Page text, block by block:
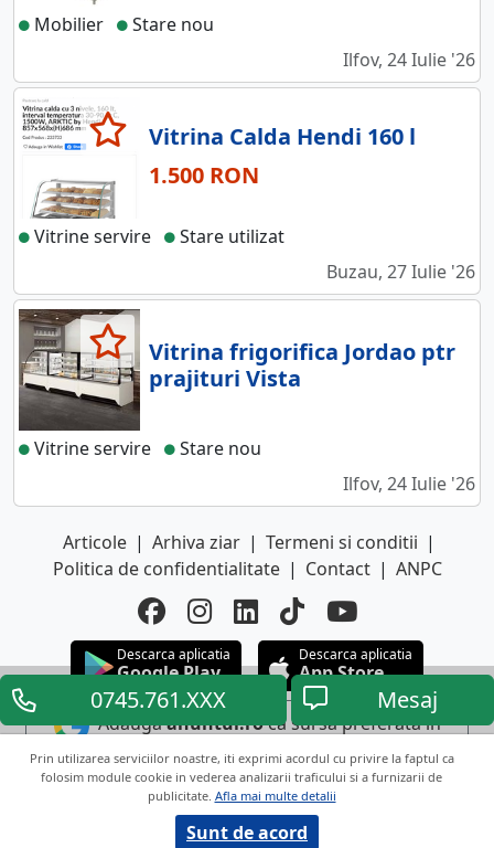
0745.761.XXX Mesaj
Prin utilizarea serviciilor noastre, iti exprimi acordul cu privire la faptul ca
folosim module cookie in vederea analizarii traficului si a furnizarii de
publicitate. Afla mai multe detalii
Sunt de acord
Mobilier
Stare nou
Ilfov, 24 Iulie '26
Vitrina Calda Hendi 160 l
1.500 RON
Vitrine servire
Stare utilizat
Buzau, 27 Iulie '26
Vitrina frigorifica Jordao ptr
prajituri Vista
Vitrine servire
Stare nou
Ilfov, 24 Iulie '26
Articole | Arhiva ziar | Termeni si conditii |
Politica de confidentialitate | Contact | ANPC
Descarca aplicatia
Google Play
Descarca aplicatia
App Store
Adaugaanuntul.roca sursa preferata in
Google
Copyright © 2026 ANUNTUL TELEFONIC
Toate drepturile rezervate.